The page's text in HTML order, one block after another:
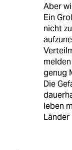
Aber
Ein
nicht
genug
Die
leben
Länder